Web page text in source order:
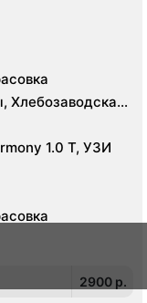
Хлебозаводская
1.0 Т, УЗИ
2900 p.